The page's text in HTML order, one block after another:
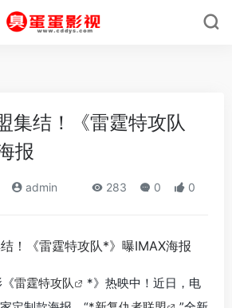
集结！《雷霆特攻队
报
admin 283 0 0
雷霆特攻队
*》热映中！近日，电